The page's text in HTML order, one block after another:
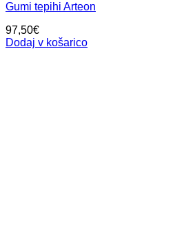
Gumi tepihi Arteon
97,50€
Dodaj v košarico